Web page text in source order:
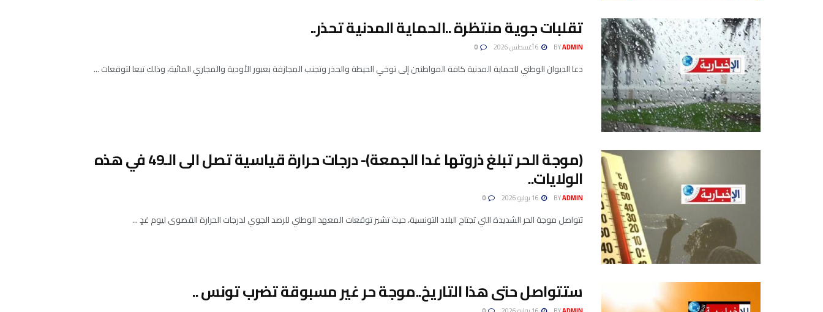
تقلبات جوية منتظرة ..الحماية المدنية تحذر..
BYADMIN
دعا الديوان الوطني للحماية المدنية كافة المواطنين إلى توخي الحيطة والحذر وتجنب المجازفة بعبور الأودية والمجاري المائية، وذلك تبعا لتوقعات ...
(موجة الحر تبلغ ذروتها غدا الجمعة)- درجات حرارة قياسية تصل الى الـ49 في هذه
الولايات..
BYADMIN
تتواصل موجة الحر الشديدة التي تجتاح البلاد التونسية، حيث تشير توقعات المعهد الوطني للرصد الجوي لدرجات الحرارة القصوى ليوم غدٍ ...
ستتواصل حتى هذا التاريخ..موجة حر غير مسبوقة تضرب تونس ..